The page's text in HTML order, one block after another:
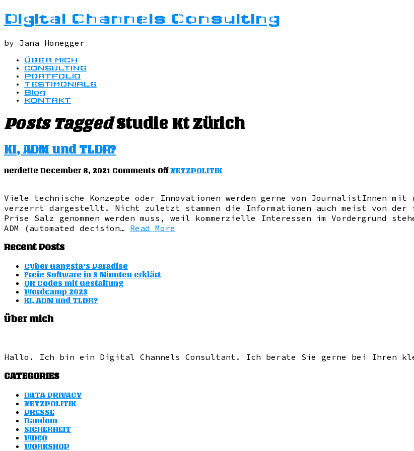
Digital Channels Consulting
by Jana Honegger
ÜBER MICH
CONSULTING
PORTFOLIO
TESTIMONIALS
Blog
KONTAKT
Posts Tagged Studie Kt Zürich
KI, ADM und TLDR?
nerdette December 8, 2021 Comments Offon
und
TLDR?
NETZPOLITIK
Viele technische Konzepte oder Innovationen werden gerne von JournalistInnen
verzerrt dargestellt. Nicht zuletzt stammen die Informationen auch meist von
Prise Salz genommen werden muss, weil kommerzielle Interessen im Vordergrund
ADM (automated decision… Read More
Recent Posts
Cyber Gangsta’s Paradise
Freie Software in 3 Minuten erklärt
QR Codes mit Gestaltung
Wordcamp 2023
KI, ADM und TLDR?
Über mich
Hallo. Ich bin ein Digital Channels Consultant. Ich berate Sie gerne bei Ihren
CATEGORIES
DATA PRIVACY
NETZPOLITIK
PRESSE
Random
SICHERHEIT
VIDEO
WORKSHOP